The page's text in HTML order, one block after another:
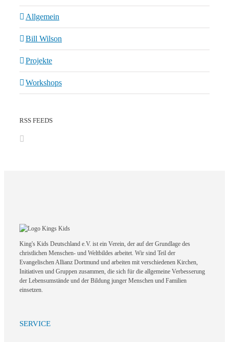
Allgemein
Bill Wilson
Projekte
Workshops
RSS FEEDS
King's Kids Deutschland e.V. ist ein Verein, der auf der Grundlage des
christlichen Menschen- und Weltbildes arbeitet. Wir sind Teil der
Evangelischen Allianz Dortmund und arbeiten mit verschiedenen Kirchen,
Initiativen und Gruppen zusammen, die sich für die allgemeine Verbesserung
der Lebensumstände und der Bildung junger Menschen und Familien
einsetzen.
SERVICE